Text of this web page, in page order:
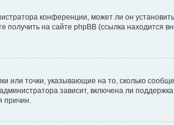
конференции, может ли он
на сайте phpBB (ссылка находится
или точки, указывающие на то, сколько
зависит, включена ли
причин.